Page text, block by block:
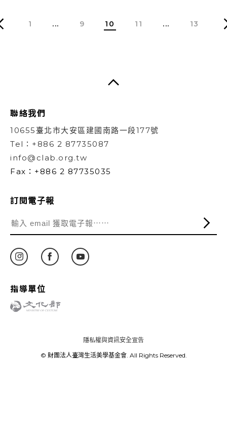
1 ... 9 10 11 ... 13
聯絡我們
10655臺北市大安區建國南路一段177號
Tel：+886 2 87735087
info@clab.org.tw
Fax：+886 2 87735035
訂閱電子報
指導單位
隱私權與資訊安全宣告
© 財團法人臺灣生活美學基金會. All Rights Reserved.